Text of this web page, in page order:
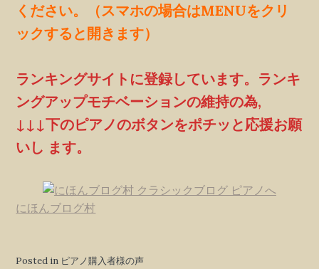
ください。（スマホの場合はMENUをクリ
ックすると開きます）
ランキングサイトに登録しています。ランキ
ングアップモチベーションの維持の為,
↓↓↓下のピアノのボタンをポチッと応援お願
いし ます。
にほんブログ村
Posted in ピアノ購入者様の声